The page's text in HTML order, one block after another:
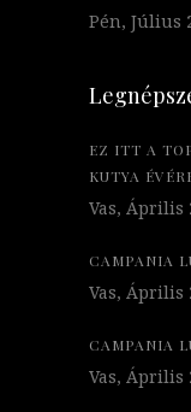
Pén, Július
EZ ITT A
KUTYA
Vas, Április
CAMPANIA
Vas, Április
CAMPANIA
Vas, Április